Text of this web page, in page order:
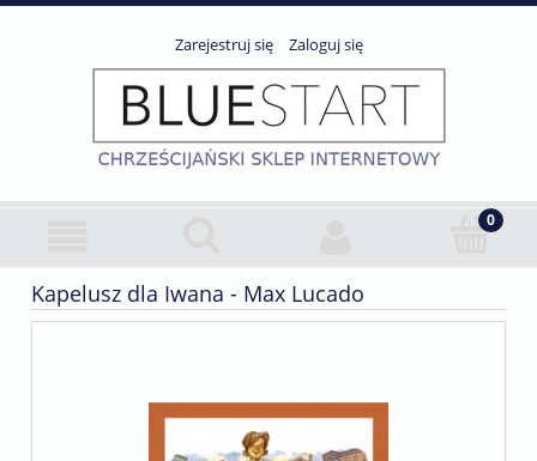
Zarejestruj się Zaloguj się
Kapelusz dla Iwana - Max Lucado